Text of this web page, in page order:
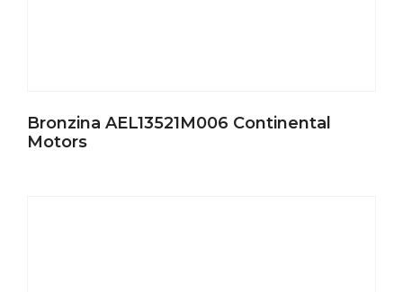
Bronzina AEL13521M006 Continental
Motors